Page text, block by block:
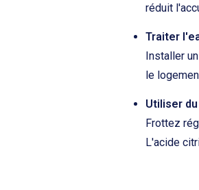
réduit
Traiter
Installer
le
Utiliser
Frottez
L'acide